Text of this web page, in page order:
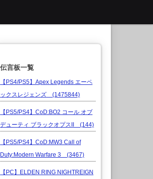
伝言板一覧
【PS4/PS5】Apex Legends エーペ
ックスレジェンズ (1475844)
【PS5/PS4】CoD:BO2 コール オブ
デューティ ブラックオプスII (144)
【PS5/PS4】CoD:MW3 Call of
Duty:Modern Warfare 3 (3467)
【PC】ELDEN RING NIGHTREIGN